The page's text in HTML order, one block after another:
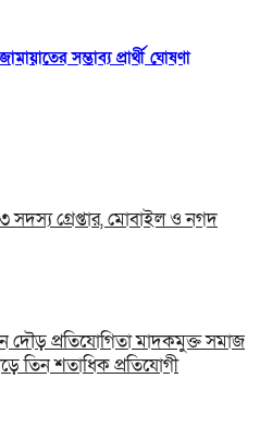
সম্ভাব্য প্রার্থী ঘোষণা
সদস্য গ্রেপ্তার, মোবাইল ও নগদ
দৌড় প্রতিযোগিতা মাদকমুক্ত সমাজ
তিন শতাধিক প্রতিযোগী